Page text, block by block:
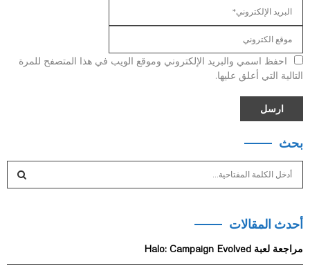
احفظ اسمي والبريد الإلكتروني وموقع الويب في هذا المتصفح للمرة
التالية التي أعلق عليها.
بحث
c
f
أحدث المقالات
مراجعة لعبة Halo: Campaign Evolved